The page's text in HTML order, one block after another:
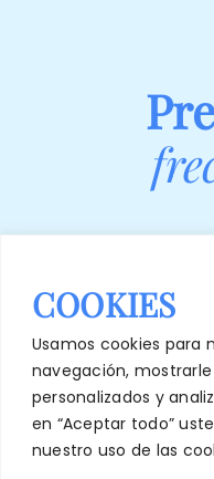
COOKIES
Usamos cookies para
navegación,
personalizados y
en “Aceptar todo”
nuestro uso de las
¿Tengo que querer
¿Es un video para
formación?